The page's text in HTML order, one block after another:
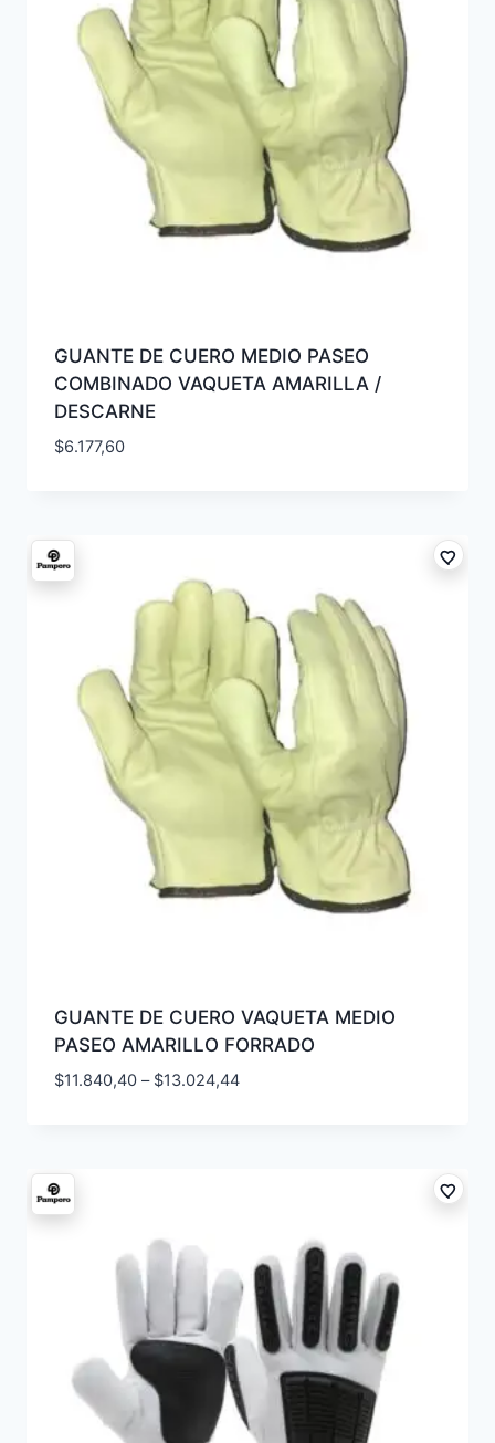
GUANTE DE CUERO MEDIO PASEO
COMBINADO VAQUETA AMARILLA /
DESCARNE
$6.177,60
GUANTE DE CUERO VAQUETA MEDIO
PASEO AMARILLO FORRADO
$11.840,40 – $13.024,44